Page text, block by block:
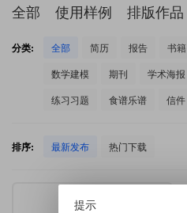
全部 使用样例 排版作品
分类: 全部 简历 报告 书籍
数学建模
期刊 学术海报
练习习题
食谱乐谱 信件
排序: 最新发布 热门下载
提示